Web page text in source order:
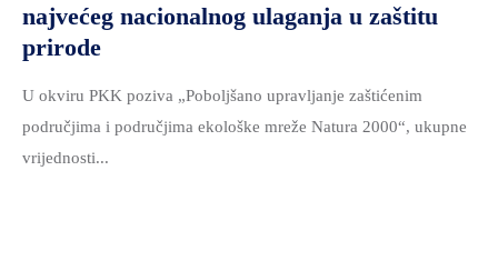
najvećeg nacionalnog ulaganja u zaštitu
prirode
U okviru PKK poziva „Poboljšano upravljanje zaštićenim
područjima i područjima ekološke mreže Natura 2000“, ukupne
vrijednosti...